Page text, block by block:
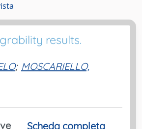
results.
; MOSCARIELLO,
Scheda completa